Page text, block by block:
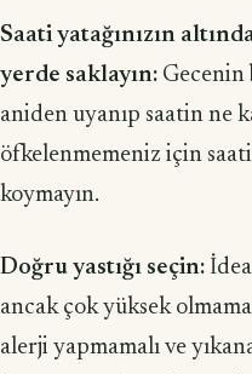
Saati yatağınızın
yerde saklayın: Gecenin
aniden uyanıp saatin ne
öfkelenmemeniz için
koymayın.
Doğru yastığı seçin:
ancak çok yüksek
alerji yapmamalı ve